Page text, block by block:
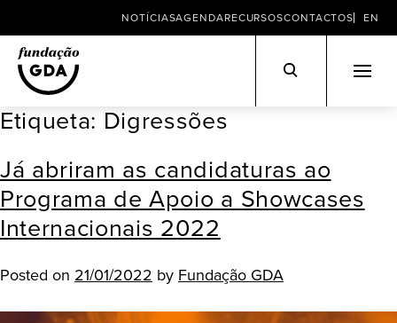
Skip
content
NOTÍCIASAGENDARECURSOSCONTACTOS EN
Etiqueta: Digressões
Já abriram as candidaturas ao
Programa de Apoio a Showcases
Internacionais 2022
Posted on 21/01/2022 by Fundação GDA